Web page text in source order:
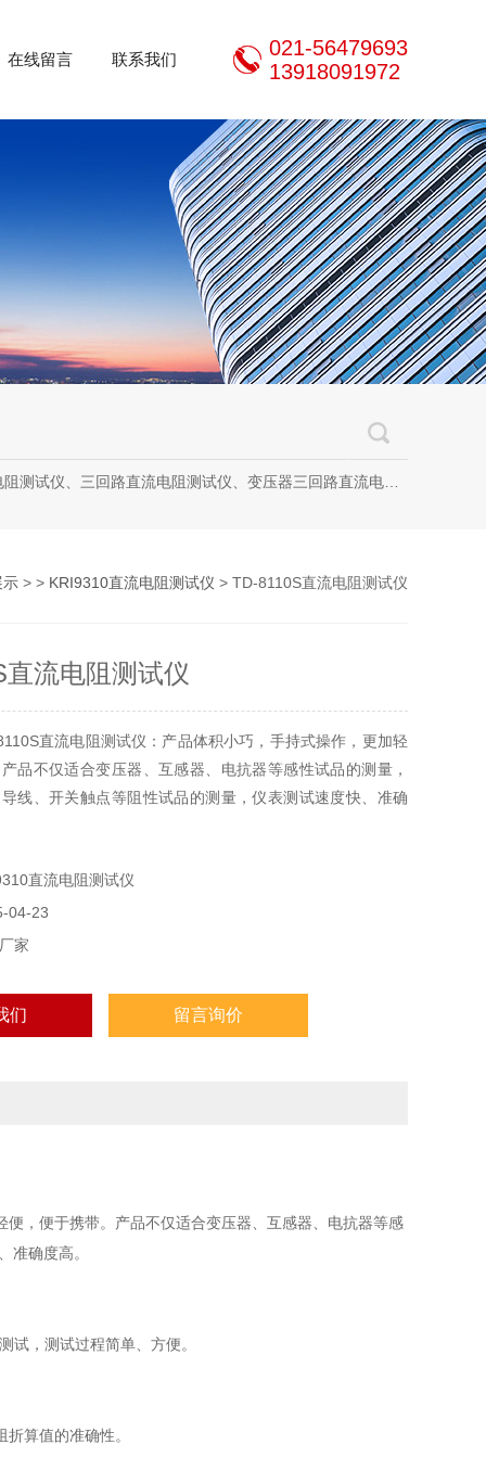
在线留言 联系我们
021-56479693
13918091972
回路直流电阻测试仪、变压器三回路直流电阻测试仪、手持式三相直流电阻测试仪、三通道助磁直流电阻测试仪
示 > > KRI9310直流电阻测试仪 > TD-8110S直流电阻测试仪
直流电阻测试仪
直流电阻测试仪：产品体积小巧，手持式操作，更加轻
品不仅适合变压器、互感器、电抗器等感性试品的测量，
线、开关触点等阻性试品的测量，仪表测试速度快、准确
直流电阻测试仪
04-23
家
们 留言询价
，便于携带。产品不仅适合变压器、互感器、电抗器等感
准确度高。
试，测试过程简单、方便。
算值的准确性。